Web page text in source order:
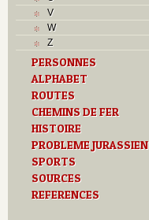
Paroisses
R
S
Sociétés locales
T
U
V
Z
V
W
Z
PERSONNES
ALPHABET
ROUTES
CHEMINS DE FER
HISTOIRE
PROBLEME JURASSIEN
SPORTS
SOURCES
REFERENCES